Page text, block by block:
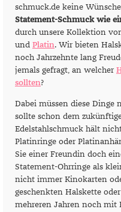
schmuck.de keine
Statement-Schmuck wie
durch unsere Kollektion
und Platin. Wir bieten
noch Jahrzehnte lang
jemals gefragt, an welcher
sollten?
Dabei müssen diese Dinge
sollte schon dem
Edelstahlschmuck hält
Platinringe oder
Sie einer Freundin doch
Statement-Ohrringe als
nicht immer Kinokarten
geschenkten Halskette
mehreren Jahren noch mit